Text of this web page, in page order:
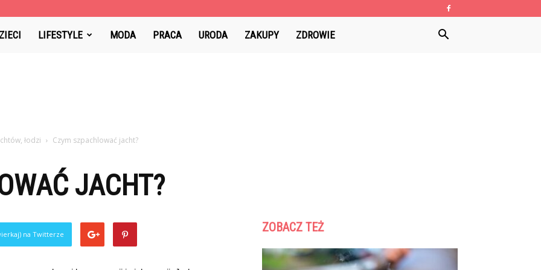
LIFESTYLE MODA PRACA URODA ZAKUPY ZDROWIE
łodzi Czym szpachlować jacht?
JACHT?
na Twitterze ZOBACZ TEŻ